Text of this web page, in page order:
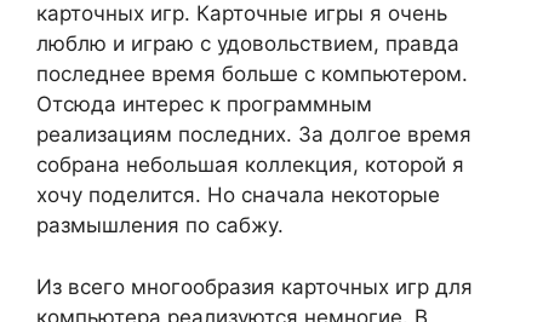
карточных игр. Карточные игры я очень
люблю и играю с удовольствием, правда
последнее время больше с компьютером.
Отсюда интерес к программным
реализациям последних. За долгое время
собрана небольшая коллекция, которой я
хочу поделится. Но сначала некоторые
размышления по сабжу.
Из всего многообразия карточных игр для
компьютера реализуются немногие. В